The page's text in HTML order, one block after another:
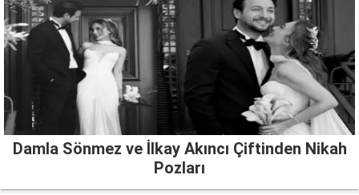
Damla Sönmez ve İlkay Akıncı Çiftinden Nikah
Pozları